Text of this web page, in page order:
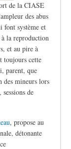
de la CIASE
des abus
font système et
la reproduction
et au pire à
toujours cette
parent, que
des mineurs lors
de
, propose au
détonante